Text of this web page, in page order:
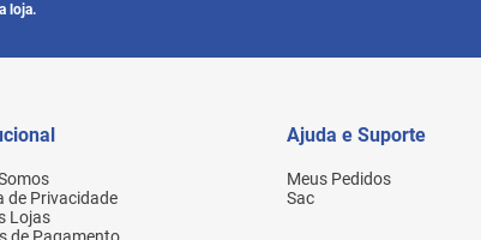
loja.
de Privacidade
Lojas
Ajuda e Suporte
Meus Pedidos
Sac